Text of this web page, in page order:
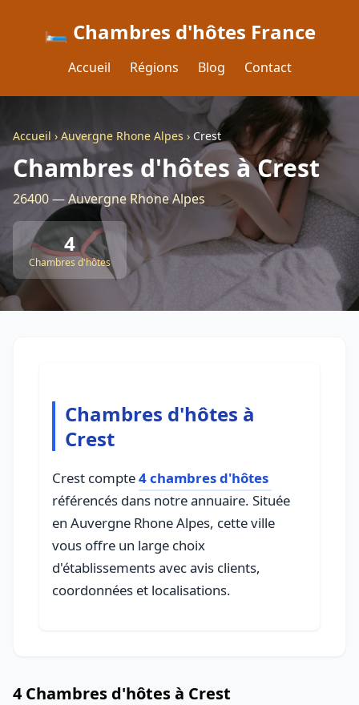
🛏️ Chambres d'hôtes France
Accueil Régions Blog Contact
Accueil › Auvergne Rhone Alpes › Crest
Chambres d'hôtes à Crest
26400 — Auvergne Rhone Alpes
4
Chambres d'hôtes
Chambres d'hôtes à
Crest
Crest compte4 chambres d'hôtes
référencés dans notre annuaire. Située
en Auvergne Rhone Alpes, cette ville
vous offre un large choix
d'établissements avec avis clients,
coordonnées et localisations.
4 Chambres d'hôtes à Crest